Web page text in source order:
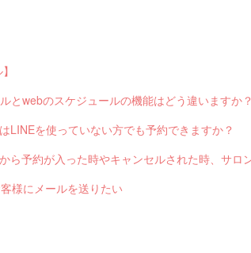
とwebのスケジュールの機能はどう違いますか？
LINEを使っていない方でも予約できますか？
様にメールを送りたい